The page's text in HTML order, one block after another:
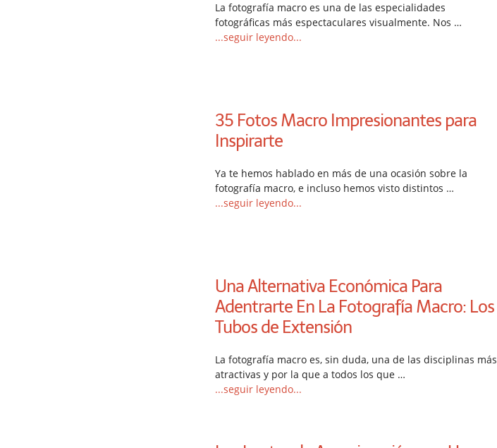
La fotografía macro es una de las especialidades
fotográficas más espectaculares visualmente. Nos …
...seguir leyendo...
35 Fotos Macro Impresionantes para
Inspirarte
Ya te hemos hablado en más de una ocasión sobre la
fotografía macro, e incluso hemos visto distintos …
...seguir leyendo...
Una Alternativa Económica Para
Adentrarte En La Fotografía Macro: Los
Tubos de Extensión
La fotografía macro es, sin duda, una de las disciplinas más
atractivas y por la que a todos los que …
...seguir leyendo...